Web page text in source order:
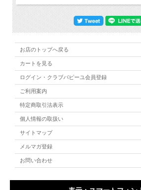
お店のトップへ戻る
カートを見る
ログイン・クラブパピーユ会員登録
ご利用案内
特定商取引法表示
個人情報の取扱い
サイトマップ
メルマガ登録
お問い合わせ